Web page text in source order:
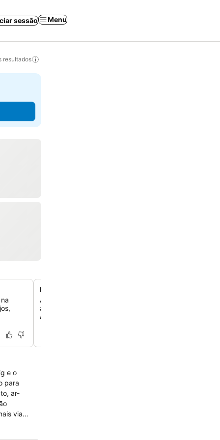
sessão Menu
resultados
Localização no bairro de Veltenhof
Aproveite uma localização conveniente no bairro de
apenas 7 km ao norte do centro da cidade, com
à autoestrada A2 e ao transporte público.
e o
para
ar-
via